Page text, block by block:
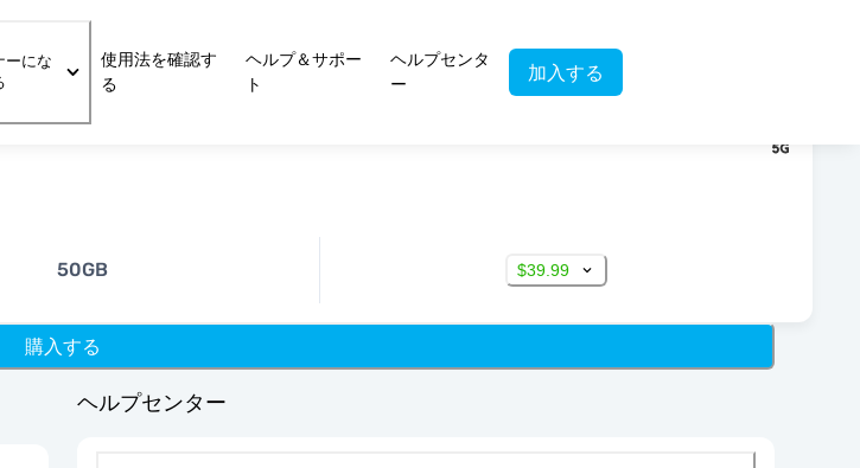
ーにな
使用法を確認す
る
ヘルプ＆サポー
ト
ヘルプセンタ
ー
加入する
50GB $39.99
購入する
ヘルプセンター